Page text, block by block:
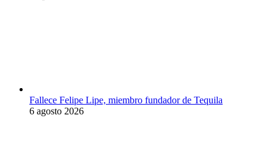
Fallece Felipe Lipe, miembro fundador de Tequila
6 agosto 2026